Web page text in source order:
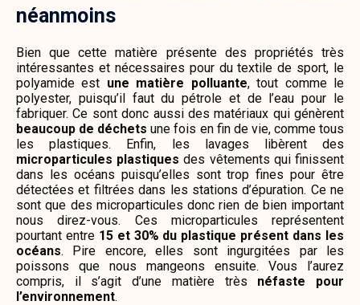
néanmoins
Bien que cette matière présente des propriétés très
intéressantes et nécessaires pour du textile de sport, le
polyamide est une matière polluante, tout comme le
polyester, puisqu’il faut du pétrole et de l’eau pour le
fabriquer. Ce sont donc aussi des matériaux qui génèrent
beaucoup de déchets une fois en fin de vie, comme tous
les plastiques. Enfin, les lavages libèrent des
microparticules plastiques des vêtements qui finissent
dans les océans puisqu’elles sont trop fines pour être
détectées et filtrées dans les stations d’épuration. Ce ne
sont que des microparticules donc rien de bien important
nous direz-vous. Ces microparticules représentent
pourtant entre 15 et 30% du plastique présent dans les
océans. Pire encore, elles sont ingurgitées par les
poissons que nous mangeons ensuite. Vous l’aurez
compris, il s’agit d’une matière très néfaste pour
l’environnement.